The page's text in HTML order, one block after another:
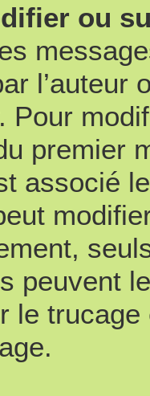
ou
l’auteur
Pour
premier
associé
peuvent
le